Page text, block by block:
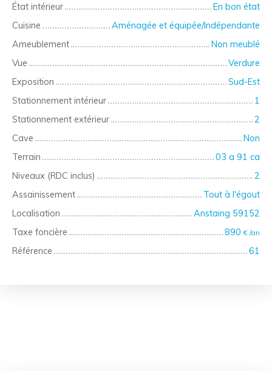
État intérieur
En bon état
Cuisine
Aménagée et équipée/Indépendante
Ameublement
Non meublé
Vue
Verdure
Exposition
Sud-Est
Stationnement intérieur
1
Stationnement extérieur
2
Cave
Non
Terrain
03 a 91 ca
Niveaux (RDC inclus)
2
Assainissement
Tout à l'égout
Localisation
Anstaing 59152
Taxe foncière
890€ /an
Référence 61